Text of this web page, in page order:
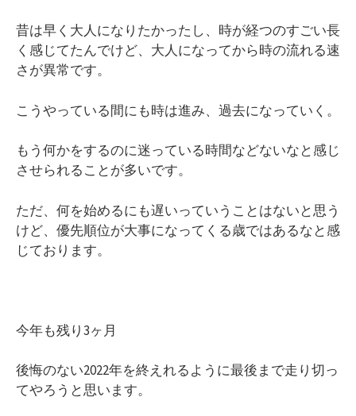
昔は早く大人になりたかったし、時が経つのすごい長
く感じてたんでけど、大人になってから時の流れる速
さが異常です。
こうやっている間にも時は進み、過去になっていく。
もう何かをするのに迷っている時間などないなと感じ
させられることが多いです。
ただ、何を始めるにも遅いっていうことはないと思う
けど、優先順位が大事になってくる歳ではあるなと感
じております。
今年も残り3ヶ月
後悔のない2022年を終えれるように最後まで走り切っ
てやろうと思います。